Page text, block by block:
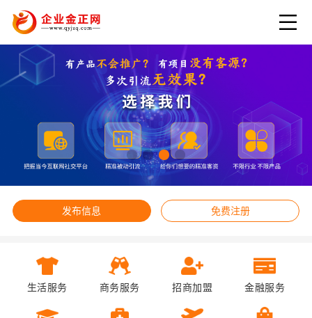
发布信息 免费注册
生活服务 商务服务 招商加盟 金融服务